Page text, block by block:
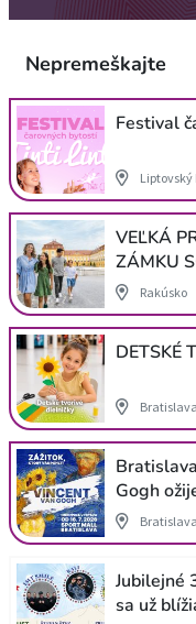
Nepremeškajte
Festival
VEĽKÁ
ZÁMKU
Rakúsko
DETSKÉ
Bratislava
Gogh
Bratislava
Jubilejné
sa už